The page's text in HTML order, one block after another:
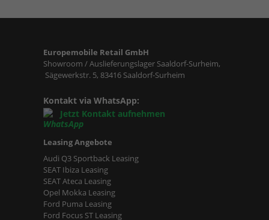
Europemobile Retail GmbH
Showroom / Auslieferungslager Saaldorf-Surheim,
Sägewerkstr. 5, 83416 Saaldorf-Surheim
Kontakt via WhatsApp:
Jetzt Kontakt aufnehmen
Leasing Angebote
Audi Q3 Sportback Leasing
SEAT Ibiza Leasing
SEAT Ateca Leasing
Opel Mokka Leasing
Ford Puma Leasing
Ford Focus ST Leasing